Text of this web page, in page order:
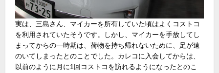
実は、三島さん、マイカーを所有していた頃はよくコストコ
を利用されていたそうです。しかし、マイカーを手放してし
まってからの一時期は、荷物を持ち帰れないために、足が遠
のいてしまったとのことでした。カレコに入会してからは、
以前のように月に1回コストコを訪れるようになったとのこ